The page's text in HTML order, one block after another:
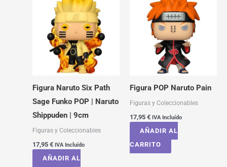
Figura Naruto Six Path
Sage Funko POP | Naruto
Shippuden | 9cm
Figuras y Coleccionables
17,95 € IVA Incluído
AÑADIR AL
Figura POP Naruto Pain
Figuras y Coleccionables
17,95 € IVA Incluído
AÑADIR AL
CARRITO